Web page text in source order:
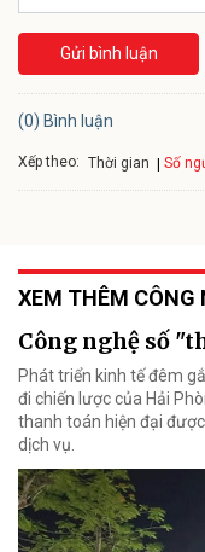
Gửi bình luận
(0) Bình luận
Xếp theo: Thời gian Số
XEM THÊM CÔNG
Công nghệ số
Phát triển kinh tế đêm
đi chiến lược của Hải
thanh toán hiện đại
dịch vụ.